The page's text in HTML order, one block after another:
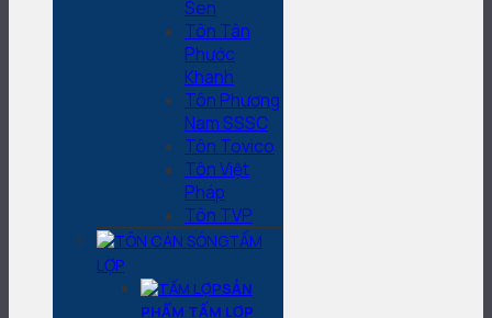
Sen
Tôn Tân
Phước
Khanh
Tôn Phương
Nam SSSC
Tôn Tovico
Tôn Việt
Pháp
Tôn TVP
TẤM
LỢP
SẢN
PHẨM TẤM LỢP